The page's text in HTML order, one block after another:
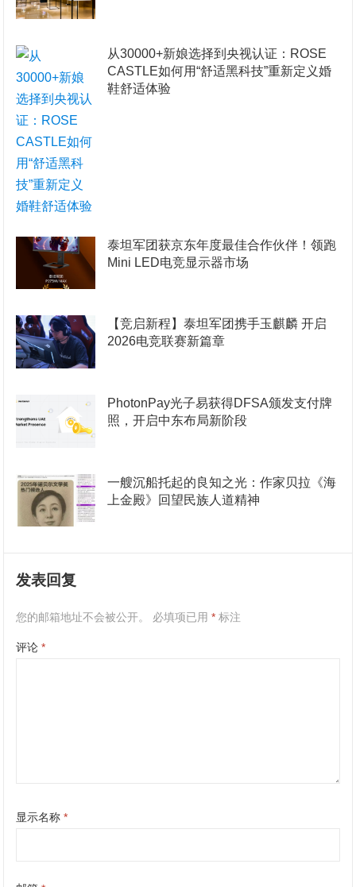
从30000+新娘选择到央视认证：ROSE
CASTLE如何用“舒适黑科技”重新定义婚
鞋舒适体验
泰坦军团获京东年度最佳合作伙伴！领跑
Mini LED电竞显示器市场
【竞启新程】泰坦军团携手玉麒麟 开启
2026电竞联赛新篇章
PhotonPay光子易获得DFSA颁发支付牌
照，开启中东布局新阶段
一艘沉船托起的良知之光：作家贝拉《海
上金殿》回望民族人道精神
发表回复
您的邮箱地址不会被公开。 必填项已用* 标注
评论*
显示名称*